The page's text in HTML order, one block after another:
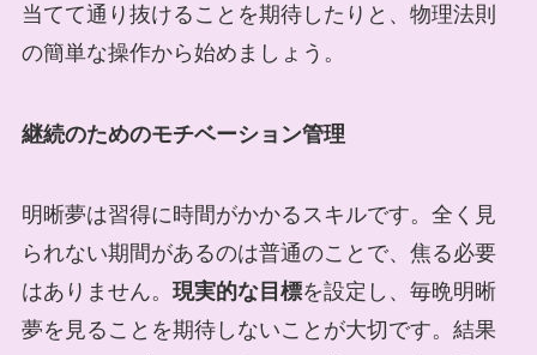
当てて通り抜けることを期待したりと、物理法則
の簡単な操作から始めましょう。
継続のためのモチベーション管理
明晰夢は習得に時間がかかるスキルです。全く見
られない期間があるのは普通のことで、焦る必要
はありません。 現実的な目標を設定し、毎晩明晰
夢を見ることを期待しないことが大切です。結果